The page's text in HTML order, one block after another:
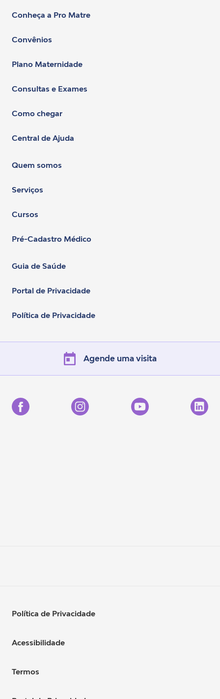
Conheça a Pro Matre
Convênios
Plano Maternidade
Consultas e Exames
Como chegar
Central de Ajuda
Quem somos
Serviços
Cursos
Pré-Cadastro Médico
Guia de Saúde
Portal de Privacidade
Política de Privacidade
Agende uma visita
Política de Privacidade
Acessibilidade
Termos